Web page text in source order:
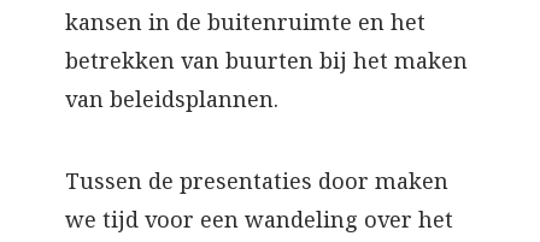
kansen in de buitenruimte en het
betrekken van buurten bij het maken
van beleidsplannen.
Tussen de presentaties door maken
we tijd voor een wandeling over het